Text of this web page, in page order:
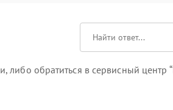
обратиться в сервисный центр